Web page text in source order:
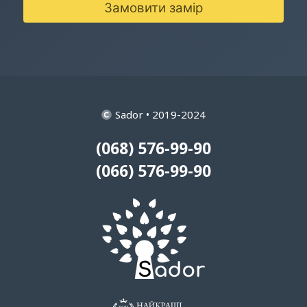
Замовити замір
Sador • 2019-2024
(068) 576-99-90
(066) 576-99-90